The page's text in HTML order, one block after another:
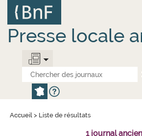
contenu
principal
Presse locale
Accueil > Liste de résultats
1 journal
Panneau de gestion des cookies